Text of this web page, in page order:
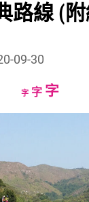
路線 (
09-30
字Decrease
字Reset
字